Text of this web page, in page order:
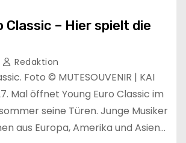
Classic – Hier spielt die
Redaktion
Foto © MUTESOUVENIR | KAI
Mal öffnet Young Euro Classic im
seine Türen. Junge Musiker
aus Europa, Amerika und Asien…